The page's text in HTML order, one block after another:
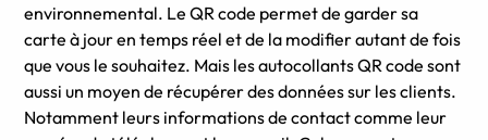
environnemental. Le QR code permet de garder sa
carte à jour en temps réel et de la modifier autant de fois
que vous le souhaitez. Mais les autocollants QR code sont
aussi un moyen de récupérer des données sur les clients.
Notamment leurs informations de contact comme leur